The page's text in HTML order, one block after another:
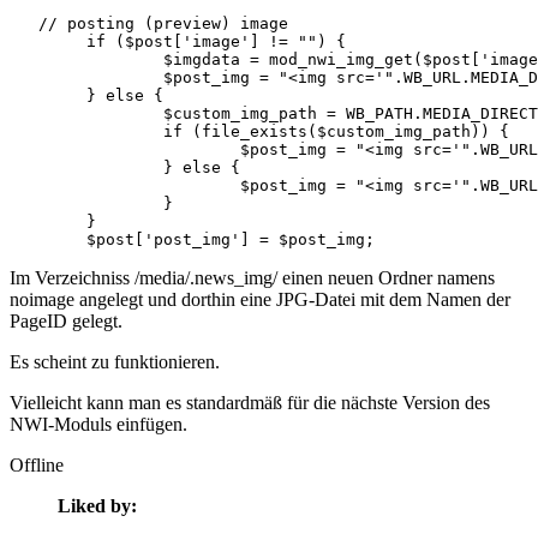
   // posting (preview) image
	$post['post_img'] = $post_img;
Im Verzeichniss /media/.news_img/ einen neuen Ordner namens
noimage angelegt und dorthin eine JPG-Datei mit dem Namen der
PageID gelegt.
Es scheint zu funktionieren.
Vielleicht kann man es standardmäß für die nächste Version des
NWI-Moduls einfügen.
Offline
Liked by: